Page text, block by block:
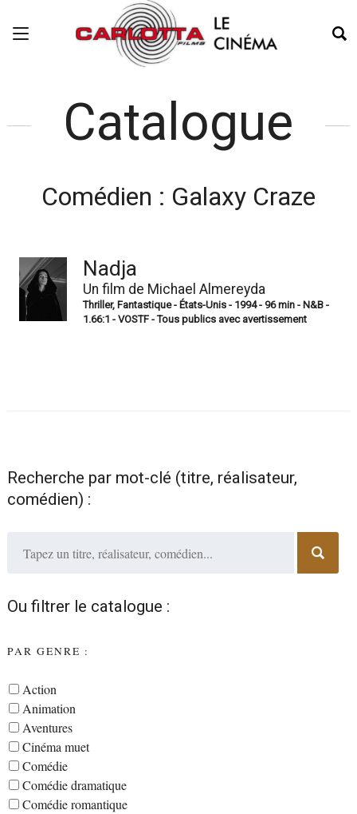
Catalogue
Comédien : Galaxy Craze
Nadja
Un film de Michael Almereyda
Thriller, Fantastique - États-Unis - 1994 - 96 min - N&B -
1.66:1 - VOSTF - Tous publics avec avertissement
Recherche par mot-clé (titre, réalisateur,
comédien) :
Ou filtrer le catalogue :
PAR GENRE :
Action
Animation
Aventures
Cinéma muet
Comédie
Comédie dramatique
Comédie romantique